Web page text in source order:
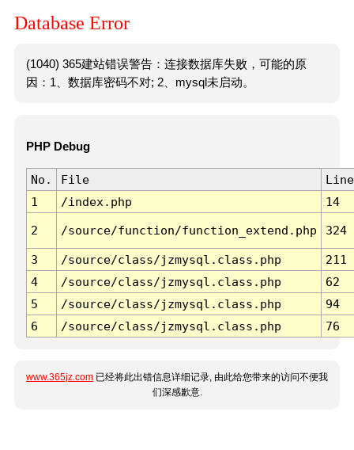
Database Error
(1040) 365建站错误警告：连接数据库失败，可能的原
因：1、数据库密码不对; 2、mysql未启动。
PHP Debug
No. File
Line
1
/index.php 14
2 /source/function/function_extend.php 324
3 /source/class/jzmysql.class.php
211
4
/source/class/jzmysql.class.php
62
5
/source/class/jzmysql.class.php
94
6
/source/class/jzmysql.class.php 76
www.365jz.com 已经将此出错信息详细记录, 由此给您带来的访问不便我
们深感歉意.